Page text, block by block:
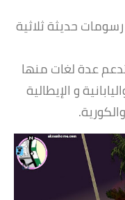
حديثة ثلاثية
عدة لغات منها
و الإيطالية